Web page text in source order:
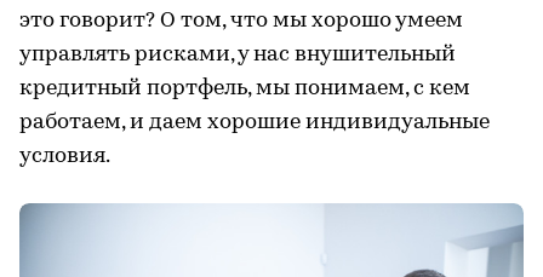
это говорит? О том, что мы хорошо умеем
управлять рисками, у нас внушительный
кредитный портфель, мы понимаем, с кем
работаем, и даем хорошие индивидуальные
условия.